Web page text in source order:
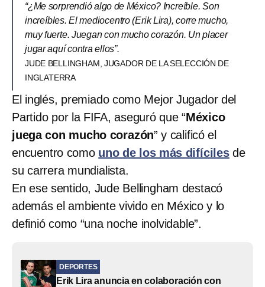
“¿Me sorprendió algo de México? Increíble. Son
increíbles. El mediocentro (Erik Lira), corre mucho,
muy fuerte. Juegan con mucho corazón. Un placer
jugar aquí contra ellos”.
JUDE BELLINGHAM, JUGADOR DE LA SELECCIÓN DE
INGLATERRA
El inglés, premiado como Mejor Jugador del
Partido por la FIFA, aseguró que “México
juega con mucho corazón” y calificó el
encuentro como uno de los más difícilesde
su carrera mundialista.
En ese sentido, Jude Bellingham destacó
además el ambiente vivido en México y lo
definió como “una noche inolvidable”.
DEPORTES
Erik Lira anuncia en colaboración con